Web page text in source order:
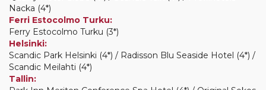
Nacka (4*)
Ferri Estocolmo Turku:
Ferry Estocolmo Turku (3*)
Helsinki:
Scandic Park Helsinki (4*) / Radisson Blu Seaside Hotel (4*) /
Scandic Meilahti (4*)
Tallin: